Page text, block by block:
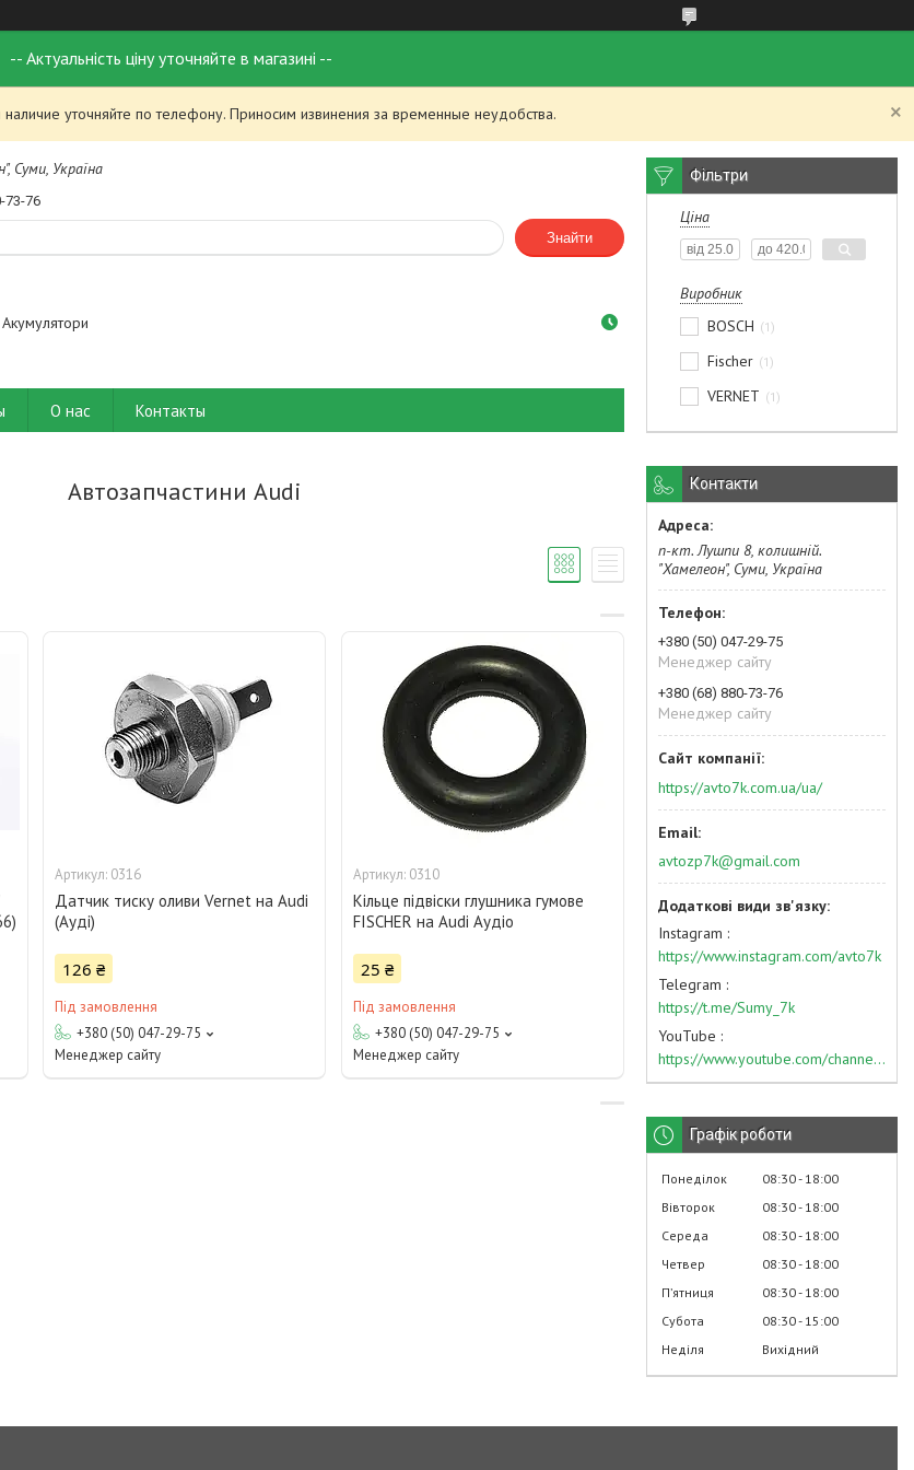
-- Актуальність ціну уточняйте в магазині --
уточняйте по телефону. Приносим извинения за временные неудобства.
Суми, Україна
73-76
Знайти
О нас Контакты
Автозапчастини Audi
0316
Датчик тиску оливи Vernet на Audi
(Ауді)
126 ₴
Під замовлення
+380 (50) 047-29-75
Менеджер сайту
0310
Кільце підвіски глушника гумове
FISCHER на Audi Аудіо
25 ₴
Під замовлення
+380 (50) 047-29-75
Менеджер сайту
Фільтри
Ціна
Виробник
BOSCH
1
Fischer 1
VERNET 1
Контакти
п-кт. Лушпи 8, колишній.
"Хамелеон", Суми, Україна
+380 (50) 047-29-75
Менеджер сайту
+380 (68) 880-73-76
Менеджер сайту
https://avto7k.com.ua/ua/
avtozp7k@gmail.com
Instagram
https://www.instagram.com/avto7k
Telegram
https://t.me/Sumy_7k
YouTube
https://www.youtube.com/channel/UC574nvqqf5H_LzT4Va_GpQg?view_as=subscriber
Графік роботи
Понеділок 08:30 18:00
Вівторок
08:30 18:00
Середа
08:30 18:00
Четвер
08:30 18:00
Пʼятниця
08:30 18:00
Субота
08:30 15:00
Неділя
Вихідний